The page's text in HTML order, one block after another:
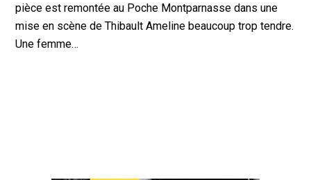
pièce est remontée au Poche Montparnasse dans une
mise en scène de Thibault Ameline beaucoup trop tendre.
Une femme…